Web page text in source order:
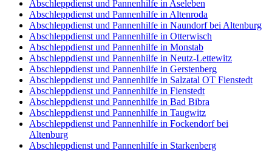
Abschleppdienst und Pannenhilfe in Aseleben
Abschleppdienst und Pannenhilfe in Altenroda
Abschleppdienst und Pannenhilfe in Naundorf bei Altenburg
Abschleppdienst und Pannenhilfe in Otterwisch
Abschleppdienst und Pannenhilfe in Monstab
Abschleppdienst und Pannenhilfe in Neutz-Lettewitz
Abschleppdienst und Pannenhilfe in Gerstenberg
Abschleppdienst und Pannenhilfe in Salzatal OT Fienstedt
Abschleppdienst und Pannenhilfe in Fienstedt
Abschleppdienst und Pannenhilfe in Bad Bibra
Abschleppdienst und Pannenhilfe in Taugwitz
Abschleppdienst und Pannenhilfe in Fockendorf bei
Altenburg
Abschleppdienst und Pannenhilfe in Starkenberg